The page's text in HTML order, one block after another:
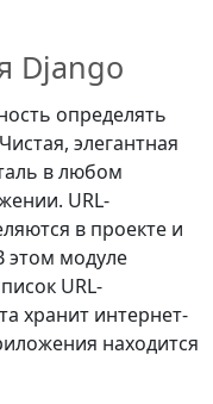
Django
определять
элегантная
в любом
URL-
в проекте и
этом модуле
URL-
хранит интернет-
находится